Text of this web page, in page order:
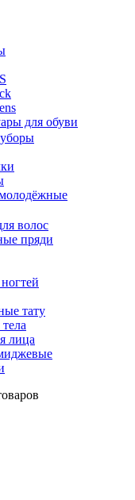
для обуви
волос
пряди
тату
лица